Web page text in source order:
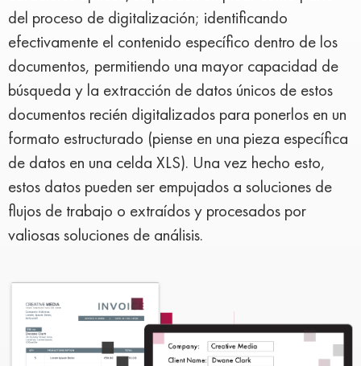
del proceso de digitalización; identificando
efectivamente el contenido específico dentro de los
documentos, permitiendo una mayor capacidad de
búsqueda y la extracción de datos únicos de estos
documentos recién digitalizados para ponerlos en un
formato estructurado (piense en una pieza específica
de datos en una celda XLS). Una vez hecho esto,
estos datos pueden ser empujados a soluciones de
flujos de trabajo o extraídos y procesados por
valiosas soluciones de análisis.